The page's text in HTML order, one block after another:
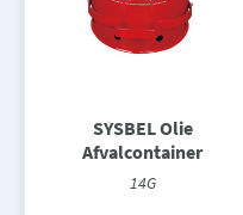
SYSBEL Olie
Afvalcontainer
14G